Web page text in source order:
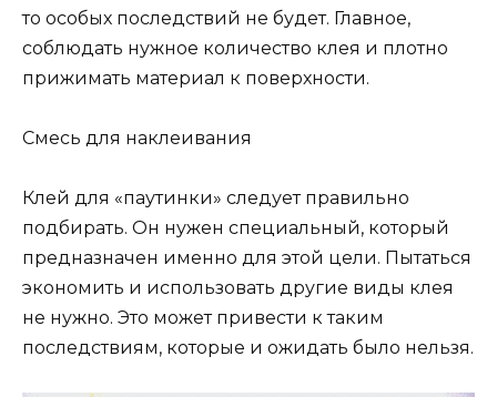
то особых последствий не будет. Главное,
соблюдать нужное количество клея и плотно
прижимать материал к поверхности.
Смесь для наклеивания
Клей для «паутинки» следует правильно
подбирать. Он нужен специальный, который
предназначен именно для этой цели. Пытаться
экономить и использовать другие виды клея
не нужно. Это может привести к таким
последствиям, которые и ожидать было нельзя.